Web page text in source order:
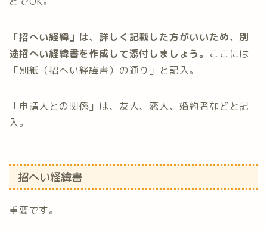
「招へい経緯」は、詳しく記載した方がいいため、別
途招へい経緯書を作成して添付しましょう。 ここには
「別紙（招へい経緯書）の通り」と記入。
「申請人との関係」は、友人、恋人、婚約者などと記
入。
招へい経緯書
重要です。